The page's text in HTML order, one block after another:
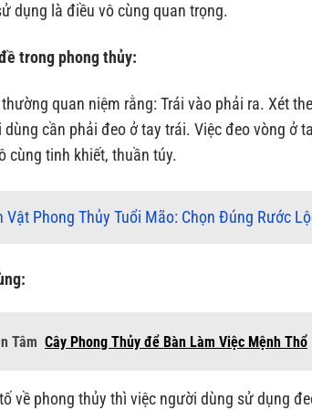
dụng là điều vô cùng quan trọng.
trong phong thủy:
quan niệm rằng: Trái vào phải ra. Xét
cần phải đeo ở tay trái. Việc đeo vòng ở
cùng tinh khiết, thuần túy.
Vật Phong Thủy Tuổi Mão: Chọn Đúng Rước
Tâm Cây Phong Thủy để Bàn Làm Việc Mệnh Thổ
về phong thủy thì việc người dùng sử dụng